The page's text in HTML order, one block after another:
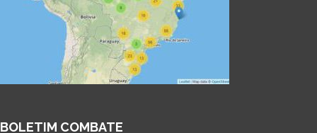
BOLETIM COMBATE